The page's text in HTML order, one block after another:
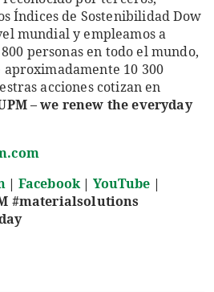
Índices de Sostenibilidad Dow
mundial y empleamos a
personas en todo el mundo,
aproximadamente 10 300
acciones cotizan en
– we renew the everyday
| Facebook | YouTube |
#materialsolutions